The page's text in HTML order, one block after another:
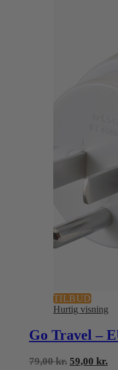
TILBUD
Hurtig visning
Go Travel –
79,00kr. Den
59,00 kr.